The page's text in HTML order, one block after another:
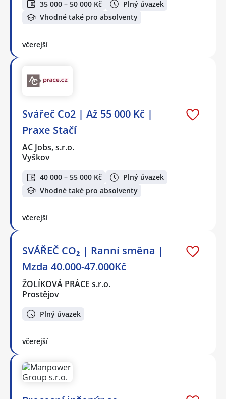
35 000 – 50 000 Kč
Plný úvazek
Vhodné také pro absolventy
včerejší
Svářeč Co2 | Až 55 000 Kč |
Praxe Stačí
AC Jobs, s.r.o.
Vyškov
40 000 – 55 000 Kč
Plný úvazek
Vhodné také pro absolventy
včerejší
SVÁŘEČ CO₂ | Ranní směna |
Mzda 40.000-47.000Kč
ŽOLÍKOVÁ PRÁCE s.r.o.
Prostějov
Plný úvazek
včerejší